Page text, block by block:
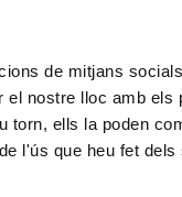
de mitjans
nostre lloc amb els
torn, ells la poden
l'ús que heu fet dels